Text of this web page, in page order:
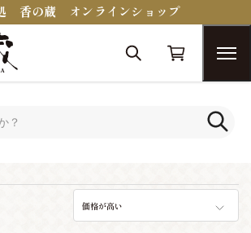
香の蔵 オンラインショップ
価格が高い